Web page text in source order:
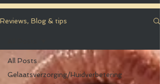
Reviews, Blog & tips
All Posts
Gelaatsverzorging/Huidverbetering